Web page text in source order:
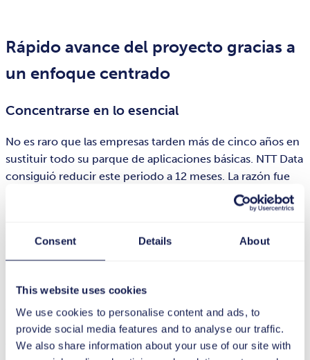
Consent Details About
This website uses cookies
We use cookies to personalise content and ads, to
provide social media features and to analyse our traffic.
We also share information about your use of our site with
Rápido avance del proyecto gracias a
un enfoque centrado
Concentrarse en lo esencial
No es raro que las empresas tarden más de cinco años en
sustituir todo su parque de aplicaciones básicas. NTT Data
consiguió reducir este periodo a 12 meses. La razón fue
un enfoque extremadamente centrado y un análisis
detallado de los requisitos de cambio y aprendizaje. NTT
Central de Gestión del Cambio bajo la dirección del
departamento de Talento y Transformación.
El curso decisivo para el rápido progreso del proyecto se
estableció directamente tras la implementación y
personalización de la tts performance suite en un servidor
en la nube de AWS. A partir de ese momento, tts colaboró